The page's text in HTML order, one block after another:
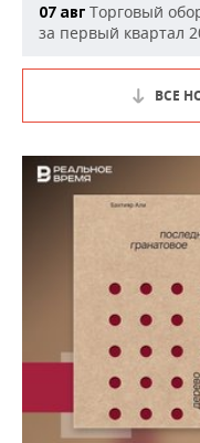
07 авг Торговый
за первый квартал
ВСЕ